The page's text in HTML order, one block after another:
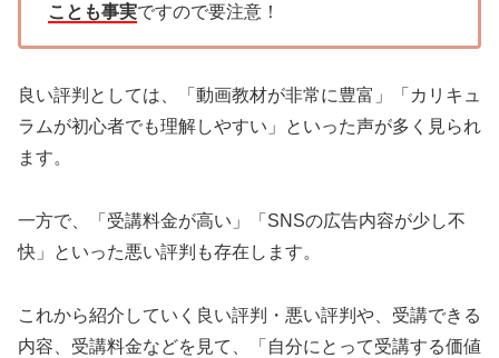
ことも事実ですので要注意！
良い評判としては、「動画教材が非常に豊富」「カリキュ
ラムが初心者でも理解しやすい」といった声が多く見られ
ます。
一方で、「受講料金が高い」「SNSの広告内容が少し不
快」といった悪い評判も存在します。
これから紹介していく良い評判・悪い評判や、受講できる
内容、受講料金などを見て、「自分にとって受講する価値